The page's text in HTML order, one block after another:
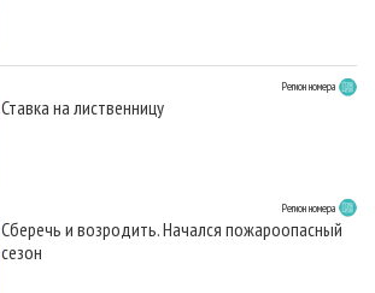
Регион номера
Ставка на лиственницу
Регион номера
Сберечь и возродить. Начался пожароопасный
сезон